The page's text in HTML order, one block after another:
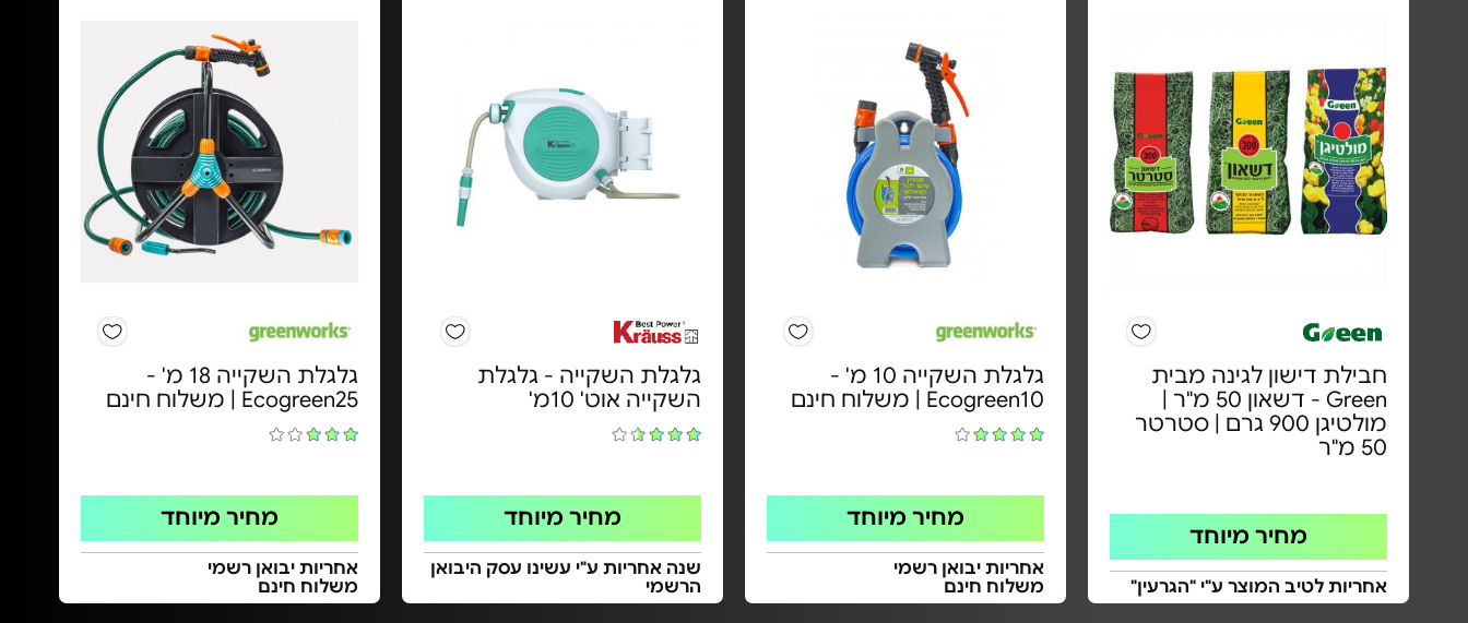
חבילת דישון לגינה מבית
Green - דשאון 50 מ"ר |
מולטיגן 900 גרם | סטרטר
50 מ"ר
מחיר מיוחד
אחריות לטיב המוצר ע"י "הגרעין"
גלגלת השקייה 10 מ' -
Ecogreen10 | משלוח חינם
מחיר מיוחד
אחריות יבואן רשמי
משלוח חינם
גלגלת השקייה - גלגלת
השקייה אוט' 10מ'
מחיר מיוחד
שנה אחריות ע"י עשינו עסק היבואן
הרשמי
גלגלת השקייה 18 מ' -
Ecogreen25 | משלוח חינם
מחיר מיוחד
אחריות יבואן רשמי
משלוח חינם